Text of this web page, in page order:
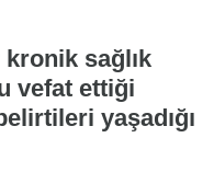
sağlık
vefat ettiği
yaşadığı